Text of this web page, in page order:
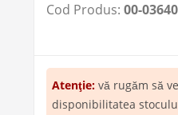
Cod Produs: 00-
Atenţie: vă rugăm să
disponibilitatea